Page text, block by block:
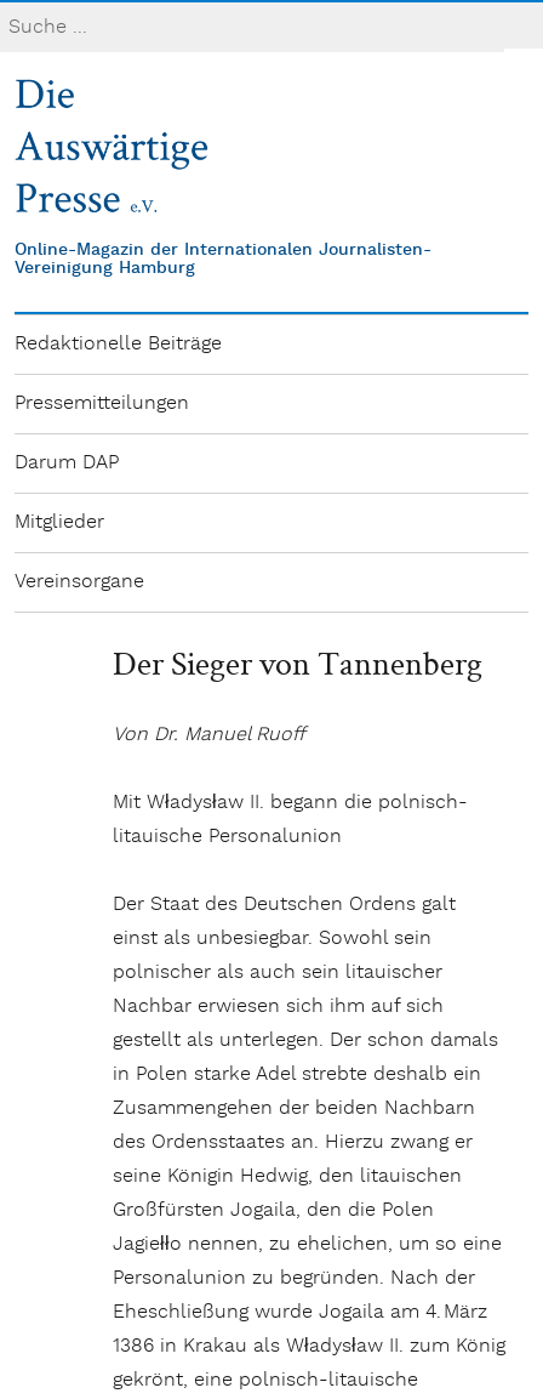
Online-Magazin der Internationalen Journalisten-
Vereinigung Hamburg
Redaktionelle Beiträge
Pressemitteilungen
Darum DAP
Mitglieder
Vereinsorgane
Der Sieger von Tannenberg
Von Dr. Manuel Ruoff
Mit Władysław II. begann die polnisch-
litauische Personalunion
Der Staat des Deutschen Ordens galt
einst als unbesiegbar. Sowohl sein
polnischer als auch sein litauischer
Nachbar erwiesen sich ihm auf sich
gestellt als unterlegen. Der schon damals
in Polen starke Adel strebte deshalb ein
Zusammengehen der beiden Nachbarn
des Ordensstaates an. Hierzu zwang er
seine Königin Hedwig, den litauischen
Großfürsten Jogaila, den die Polen
Jagiełło nennen, zu ehelichen, um so eine
Personalunion zu begründen. Nach der
Eheschließung wurde Jogaila am 4. März
1386 in Krakau als Włady­sław II. zum König
gekrönt, eine polnisch-litauische